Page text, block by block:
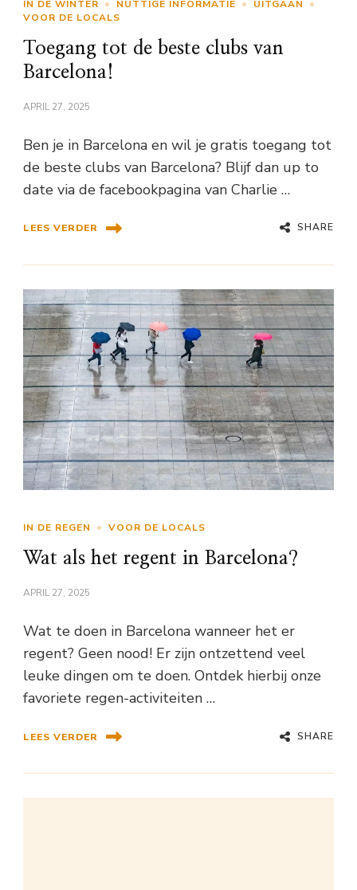
IN DE WINTER
NUTTIGE INFORMATIE
UITGAAN
VOOR DE LOCALS
Toegang tot de beste clubs van
Barcelona!
APRIL 27, 2025
Ben je in Barcelona en wil je gratis toegang tot
de beste clubs van Barcelona? Blijf dan up to
date via de facebookpagina van Charlie …
LEES VERDER SHARE
IN DE REGEN VOOR DE LOCALS
Wat als het regent in Barcelona?
APRIL 27, 2025
Wat te doen in Barcelona wanneer het er
regent? Geen nood! Er zijn ontzettend veel
leuke dingen om te doen. Ontdek hierbij onze
favoriete regen-activiteiten …
LEES VERDER SHARE